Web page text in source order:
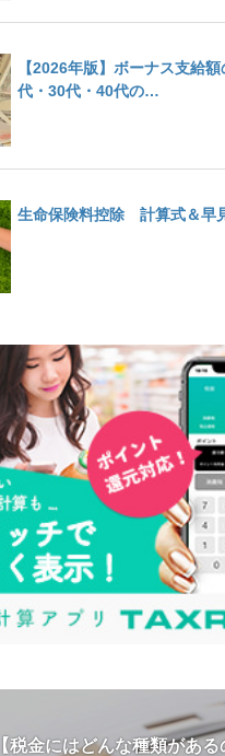
【2026年版】ボーナス支給
代・30代・40代の…
生命保険料控除 計算式＆早
【税金にはどんな種類がある